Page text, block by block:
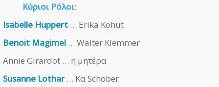
Κύριοι Ρόλοι:
Isabelle Huppert … Erika Kohut
Benoit Magimel … Walter Klemmer
Annie Girardot … η μητέρα
Susanne Lothar … Κα Schober